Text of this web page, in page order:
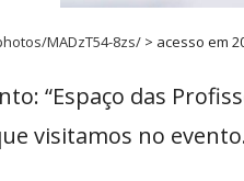
MADzT54-8zs/ > acesso em
“Espaço das
visitamos no